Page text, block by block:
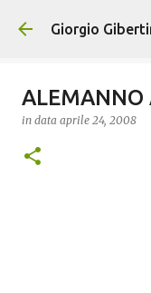
Giorgio
ALEMANNO
in data aprile 24, 2008